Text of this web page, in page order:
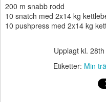
200 m snabb rodd
10 snatch med 2x14 kg
10 pushpress med 2x14 kg
Upplagt kl.
Etiketter: Min